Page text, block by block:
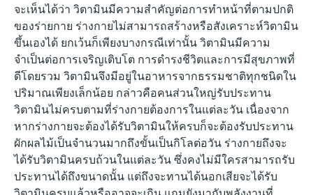
จะเห็นได้ว่า วิตามินมีความสำคัญต่อการทำหน้าที่ตามปกติ
ของร่ายกาย ร่างกายไม่สามารถสร้างหรือสังเคราะห์วิตามิน
ขึ้นเองได้ ยกเว้นก็เพียงบางกรณีเท่านั้น วิตามินมีความ
จำเป็นต่อการเจริญเติบโต การดำรงชีวิตและการมีสุขภาพที่
ดีโดยรวม วิตามินจึงมีอยู่ในอาหารจากธรรมชาติทุกชนิดใน
ปริมาณเพียงเล็กน้อย กล่าวคือคนส่วนใหญ่รับประทาน
วิตามินไม่ครบตามที่ร่างกายต้องการในแต่ละวัน เนื่องจาก
หากร่างกายจะต้องได้รับวิตามินให้ครบก็จะต้องรับประทาน
ผักผลไม้เป็นจำนวนมากถึงขั้นเป็นกิโลต่อวัน ร่างกายถึงจะ
ได้รับวิตามินครบถ้วนในแต่ละวัน ซึ่งคงไม่มีใครสามารถรับ
ประทานได้ถึงขนาดนั้น แต่ถึงจะทานได้นอกเสียจะได้รับ